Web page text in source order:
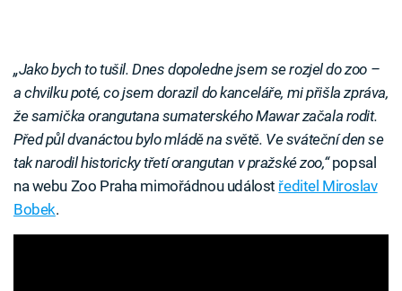
„Jako bych to tušil. Dnes dopoledne jsem se rozjel do zoo –
a chvilku poté, co jsem dorazil do kanceláře, mi přišla zpráva,
že samička orangutana sumaterského Mawar začala rodit.
Před půl dvanáctou bylo mládě na světě. Ve sváteční den se
tak narodil historicky třetí orangutan v pražské zoo,“popsal
na webu Zoo Praha mimořádnou událost ředitel Miroslav
Bobek.